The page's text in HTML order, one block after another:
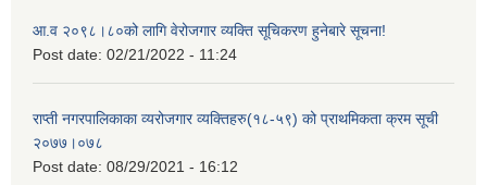
आ.व २०९८।८०को लागि वेरोजगार व्यक्ति सूचिकरण हुनेबारे सूचना!
Post date: 02/21/2022 - 11:24
राप्ती नगरपालिकाका व्यरोजगार व्यक्तिहरु(१८-५९) को प्राथमिकता क्रम सूची
२०७७।०७८
Post date: 08/29/2021 - 16:12